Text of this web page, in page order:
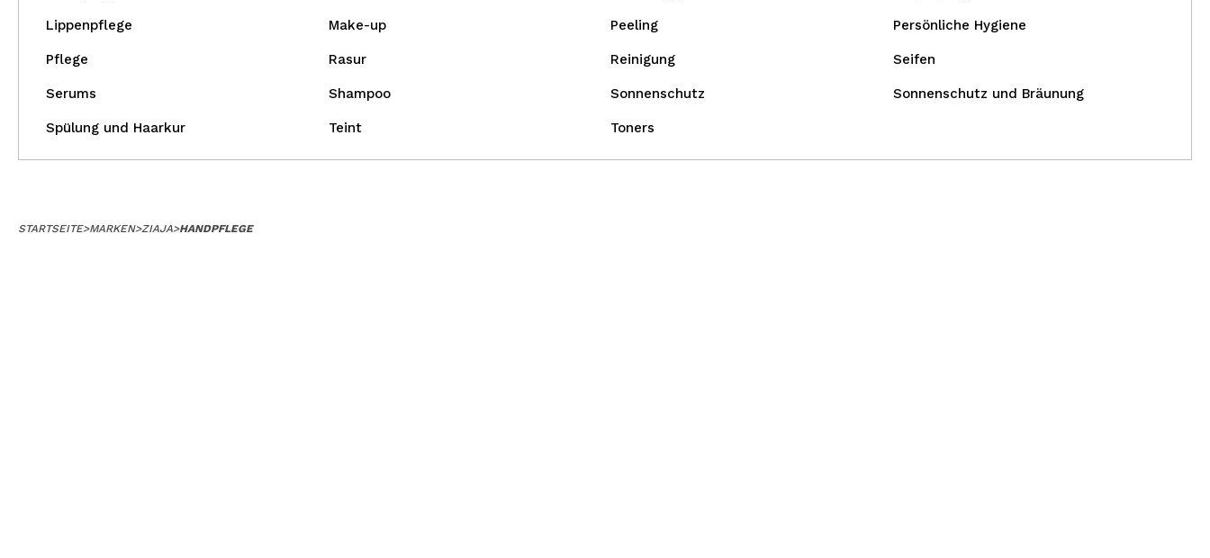
Lippenpflege Make-up Peeling Persönliche Hygiene
Pflege Rasur Reinigung Seifen
Serums Shampoo Sonnenschutz Sonnenschutz und Bräunung
Spülung und Haarkur Teint Toners
STARTSEITE>MARKEN>ZIAJA>HANDPFLEGE